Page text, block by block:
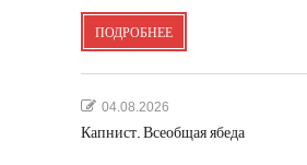
ПОДРОБНЕЕ
04.08.2026
Капнист. Всеобщая ябеда